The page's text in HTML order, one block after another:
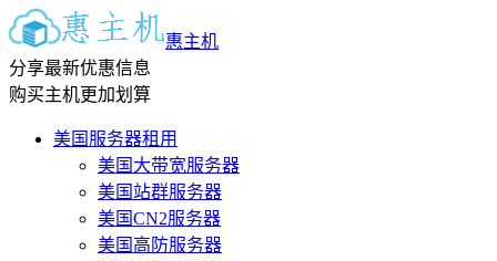
惠主机
分享最新优惠信息
购买主机更加划算
美国服务器租用
美国大带宽服务器
美国站群服务器
美国CN2服务器
美国高防服务器